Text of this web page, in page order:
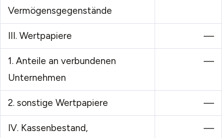
Vermögensgegenstände
III.Wertpapiere —
1.Anteile an verbundenen
Unternehmen
—
2.sonstige Wertpapiere —
IV.Kassenbestand,
—